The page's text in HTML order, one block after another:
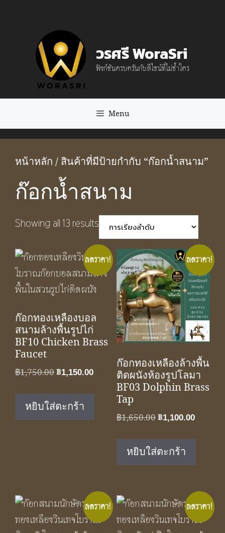
วรศรี WoraSri
ฟังก์ชันครบครันกับดีไซน์ที่ไม่ซ้ำใคร
Menu
หน้าหลัก / สินค้าที่มีป้ายกำกับ “ก๊อกน้ำสนาม”
ก๊อกน้ำสนาม
Showing all 13 results
ลดราคา!
ก๊อกทองเหลืองบอล
สนามล้างพื้นรูปไก่
BF10 Chicken Brass
Faucet
฿1,750.00Original
฿1,750.00.
฿1,150.00Current
฿1,150.00.
หยิบใส่ตะกร้า
ลดราคา!
ก๊อกทองเหลืองล้างพื้น
ติดผนังห้องรูปโลมา
BF03 Dolphin Brass
Tap
฿1,650.00Original
฿1,650.00.
฿1,100.00
หยิบใส่ตะกร้า
ลดราคา! ลดราคา!